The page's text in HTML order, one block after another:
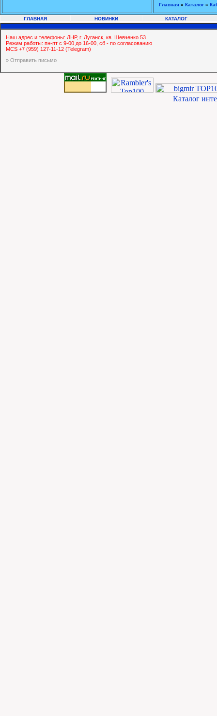
Главная » Каталог »
ГЛАВНАЯ НОВИНКИ КАТАЛОГ
Наш адрес и телефоны: ЛНР, г. Луганск, кв. Шевченко 53
Режим работы: пн-пт с 9-00 до 16-00, сб - по согласованию
MCS +7 (959) 127-11-12 (Telegram)
» Отправить письмо
Каталог